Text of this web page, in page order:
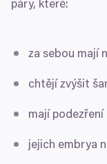
páry, které:
za sebou mají
chtějí zvýšit
mají podezření
jejich embrya